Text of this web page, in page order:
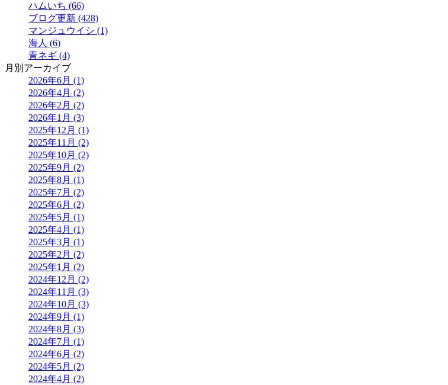
ハムいち (66)
ブログ更新 (428)
マンジュウイシ (1)
海人 (6)
青ネギ (4)
月別アーカイブ
2026年6月 (1)
2026年4月 (2)
2026年2月 (2)
2026年1月 (3)
2025年12月 (1)
2025年11月 (2)
2025年10月 (2)
2025年9月 (2)
2025年8月 (1)
2025年7月 (2)
2025年6月 (2)
2025年5月 (1)
2025年4月 (1)
2025年3月 (1)
2025年2月 (2)
2025年1月 (2)
2024年12月 (2)
2024年11月 (3)
2024年10月 (3)
2024年9月 (1)
2024年8月 (3)
2024年7月 (1)
2024年6月 (2)
2024年5月 (2)
2024年4月 (2)